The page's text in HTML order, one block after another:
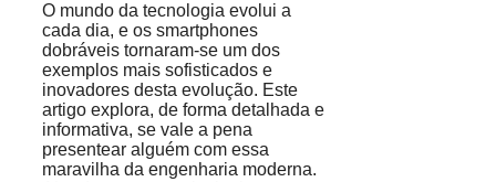
O mundo da tecnologia evolui a
cada dia, e os smartphones
dobráveis tornaram-se um dos
exemplos mais sofisticados e
inovadores desta evolução. Este
artigo explora, de forma detalhada e
informativa, se vale a pena
presentear alguém com essa
maravilha da engenharia moderna.